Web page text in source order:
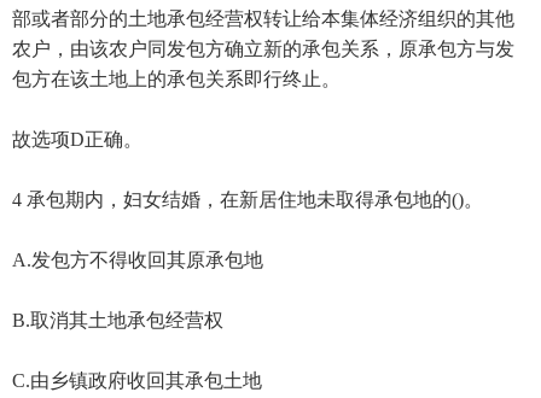
部或者部分的土地承包经营权转让给本集体经济组织的其他
农户，由该农户同发包方确立新的承包关系，原承包方与发
包方在该土地上的承包关系即行终止。
故选项D正确。
4 承包期内，妇女结婚，在新居住地未取得承包地的()。
A.发包方不得收回其原承包地
B.取消其土地承包经营权
C.由乡镇政府收回其承包土地